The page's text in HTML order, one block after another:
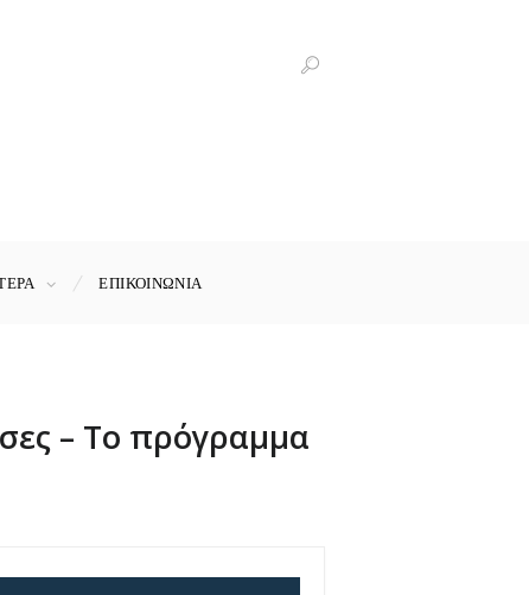
ΕΠΙΚΟΙΝΩΝΊΑ
– Το πρόγραμμα